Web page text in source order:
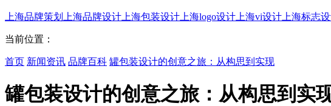
上海品牌策划 上海品牌设计 上海包装设计 上海logo设计 上海vi设计 上海标志
当前位置：
首页 新闻资讯 品牌百科 罐包装设计的创意之旅：从构思到实现
罐包装设计的创意之旅：从构思到实